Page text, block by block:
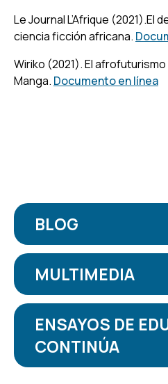
Le Journal L’Afrique (2021).El
ciencia ficción africana.
Wiriko (2021).El afrofuturismo
Manga. Documento en línea
BLOG
MULTIMEDIA
ENSAYOS DE
CONTINÚA